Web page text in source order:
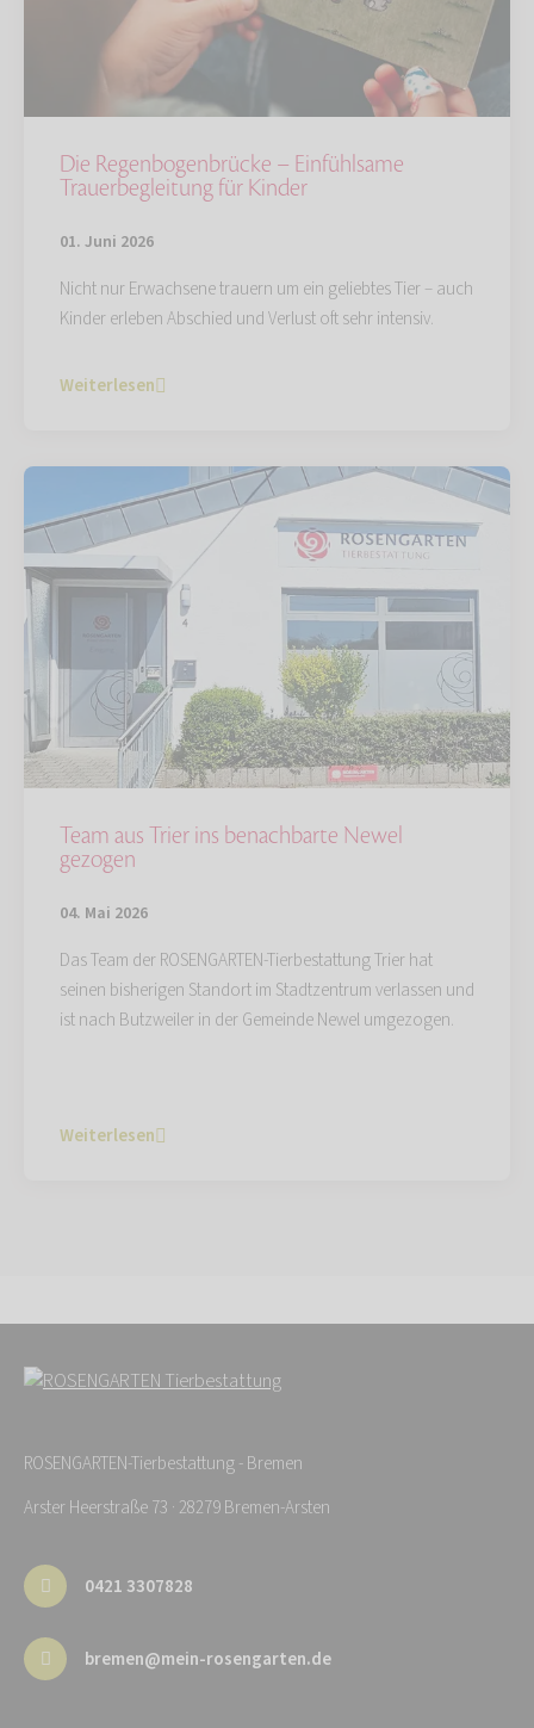
Die Regenbogenbrücke – Einfühlsame
Trauerbegleitung für Kinder
01. Juni 2026
Nicht nur Erwachsene trauern um ein geliebtes Tier – auch
Kinder erleben Abschied und Verlust oft sehr intensiv.
Weiterlesen
Team aus Trier ins benachbarte Newel
gezogen
04. Mai 2026
Das Team der ROSENGARTEN-Tierbestattung Trier hat
seinen bisherigen Standort im Stadtzentrum verlassen und
ist nach Butzweiler in der Gemeinde Newel umgezogen.
Weiterlesen
ROSENGARTEN-Tierbestattung - Bremen
Arster Heerstraße 73 · 28279 Bremen-Arsten
0421 3307828
bremen@mein-rosengarten.de